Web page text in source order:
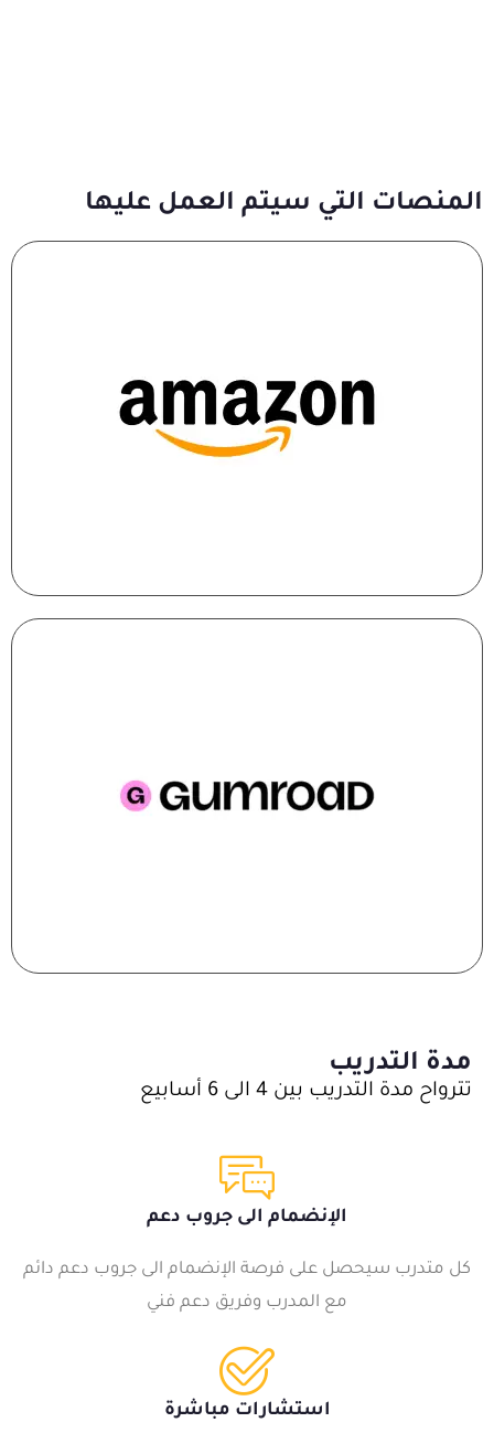
المنصات التي سيتم العمل عليها
مدة التدريب
تترواح مدة التدريب بين 4 الى 6 أسابيع
الإنضمام الى جروب دعم
كل متدرب سيحصل على فرصة الإنضمام الى جروب دعم دائم
مع المدرب وفريق دعم فني
استشارات مباشرة